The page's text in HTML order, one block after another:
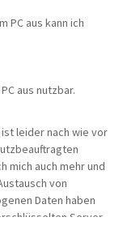
PC aus kann ich
aus nutzbar.
leider nach wie vor
mich auch mehr und
von
Daten haben
Server